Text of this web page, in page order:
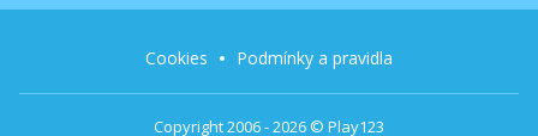
Copyright 2006 - 2026 © Play123
Cookies Podmínky a pravidla